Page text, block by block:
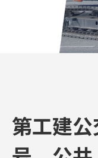
第工建